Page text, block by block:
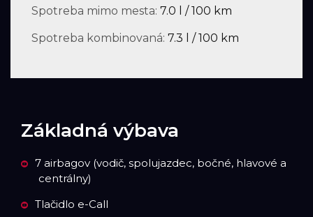
Spotreba mimo mesta: 7.0 l / 100 km
Spotreba kombinovaná: 7.3 l / 100 km
Základná výbava
7 airbagov (vodič, spolujazdec, bočné, hlavové a
centrálny)
Tlačidlo e-Call